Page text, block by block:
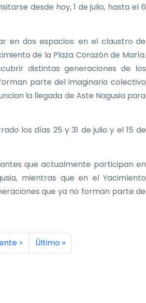
desde hoy, 1 de julio, hasta el 6
en dos espacios: en el claustro de
de la Plaza Corazón de María.
distintas generaciones de los
parte del imaginario colectivo
la llegada de Aste Nagusia para
los días 25 y 31 de julio y el 15 de
que actualmente participan en
mientras que en el Yacimiento
que ya no forman parte de
página
> Última página
Último »